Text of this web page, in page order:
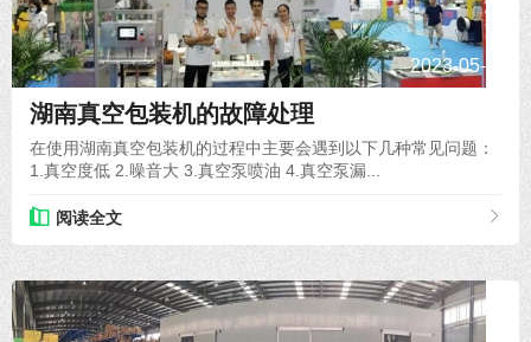
2023-05-24
湖南真空包装机的故障处理
在使用湖南真空包装机的过程中主要会遇到以下几种常见问题：
1.真空度低 2.噪音大 3.真空泵喷油 4.真空泵漏...
阅读全文